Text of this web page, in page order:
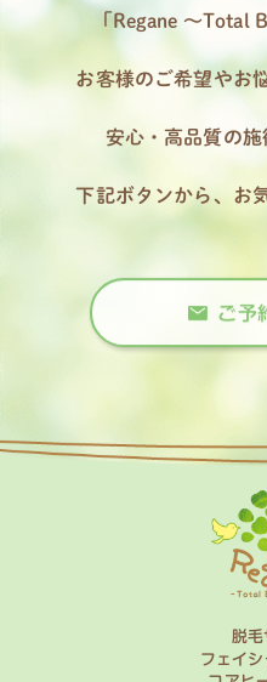
「Regane 〜Total
お客様のご希望やお
安心・高品質の施
下記ボタンから、お
ご予
脱毛
フェイ